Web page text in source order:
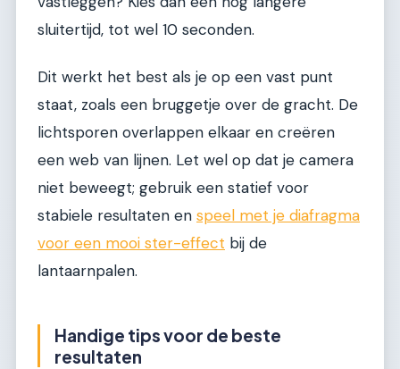
sluitertijd, tot wel 10 seconden.
Dit werkt het best als je op een vast punt
staat, zoals een bruggetje over de gracht. De
lichtsporen overlappen elkaar en creëren
een web van lijnen. Let wel op dat je camera
niet beweegt; gebruik een statief voor
stabiele resultaten en speel met je diafragma
voor een mooi ster-effect bij de
lantaarnpalen.
Handige tips voor de beste
resultaten